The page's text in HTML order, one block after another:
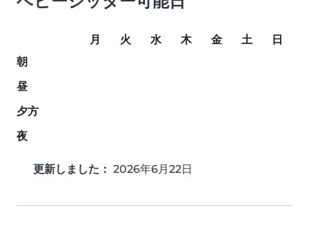
月 火 水 木 金 土
日
朝
昼
夕方
夜
更新しました： 2026年6月22日